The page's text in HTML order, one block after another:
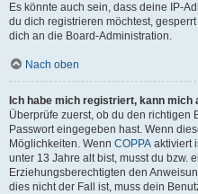
Es könnte auch sein, dass deine IP-
du dich registrieren möchtest,
dich an die Board-Administration.
Nach oben
Ich habe mich registriert, kann mich
Überprüfe zuerst, ob du den richtigen
Passwort eingegeben hast. Wenn
Möglichkeiten. Wenn COPPA aktiviert
unter 13 Jahre alt bist, musst du bzw.
Erziehungsberechtigten den
dies nicht der Fall ist, muss dein